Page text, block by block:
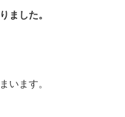
ました。
います。